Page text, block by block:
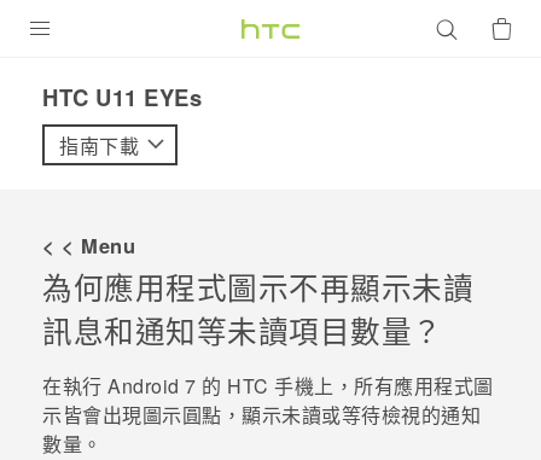
VIVE
配件
VIVERSE
優惠專區
焦點訊息
銷售門市
HTC U11 EYEs‎
指南下載
< < Menu
為何應用程式圖示不再顯示未讀
訊息和通知等未讀項目數量？
在執行 Android 7 的 HTC 手機上，所有應用程式圖
示皆會出現圖示圓點，顯示未讀或等待檢視的通知
數量。